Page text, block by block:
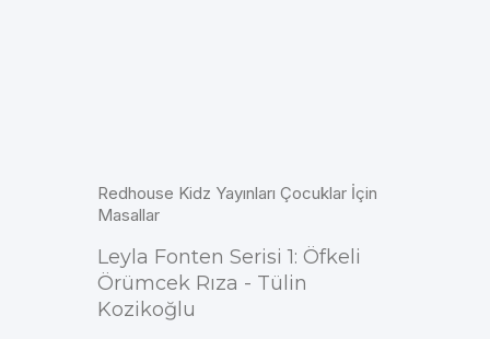
Redhouse Kidz Yayınları Çocuklar İçin
Masallar
Leyla Fonten Serisi 1: Öfkeli
Örümcek Rıza - Tülin
Kozikoğlu